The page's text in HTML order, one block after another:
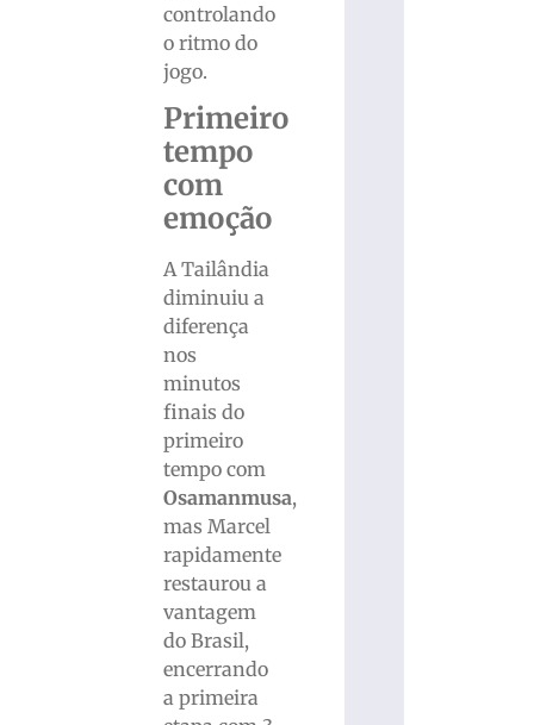
controlando
o ritmo do
jogo.
Primeiro
tempo
com
emoção
A Tailândia
diminuiu a
diferença
nos
minutos
finais do
primeiro
tempo com
Osamanmusa,
mas Marcel
rapidamente
restaurou a
vantagem
do Brasil,
encerrando
a primeira